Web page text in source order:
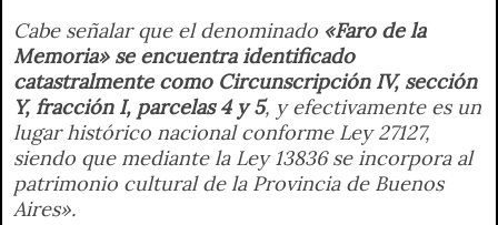
Cabe señalar que el denominado «Faro de la
Memoria» se encuentra identificado
catastralmente como Circunscripción IV, sección
Y, fracción I, parcelas 4 y 5, y efectivamente es un
lugar histórico nacional conforme Ley 27127,
siendo que mediante la Ley 13836 se incorpora al
patrimonio cultural de la Provincia de Buenos
Aires».